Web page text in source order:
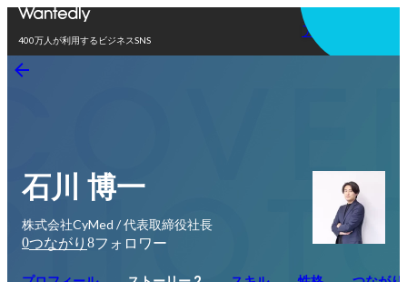
400万人が利用するビジネスSNS
アプリを使う
石川 博一
株式会社CyMed / 代表取締役社長
0つながり 8フォロワー